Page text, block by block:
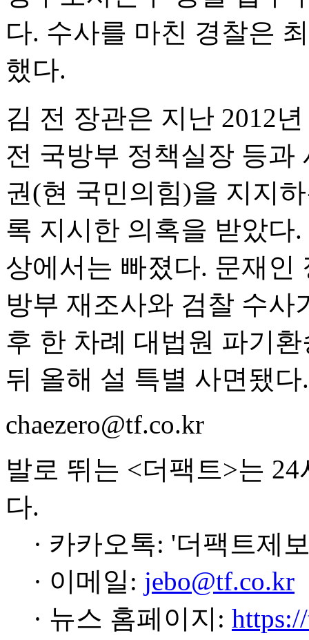
다. 수사를 마친 경찰은
했다.
김 전 장관은 지난 2012
전 국방부 정책실장 등과
권(현 국민의힘)을 지지
록 지시한 의혹을 받았다
상에서는 빠졌다. 문재인
방부 재조사와 검찰 수
후 한 차례 대법원 파기
뒤 올해 설 특별 사면됐다.
chaezero@tf.co.kr
발로 뛰는 <더팩트>는
다.
· 카카오톡: '더팩트제
· 이메일: jebo@tf.co.kr
· 뉴스 홈페이지: